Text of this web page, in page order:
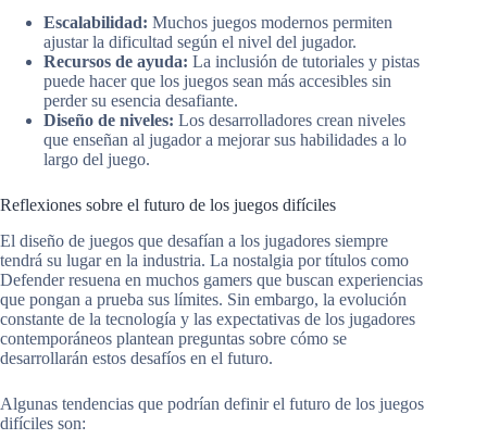
Escalabilidad: Muchos juegos modernos permiten
ajustar la dificultad según el nivel del jugador.
Recursos de ayuda: La inclusión de tutoriales y pistas
puede hacer que los juegos sean más accesibles sin
perder su esencia desafiante.
Diseño de niveles: Los desarrolladores crean niveles
que enseñan al jugador a mejorar sus habilidades a lo
largo del juego.
Reflexiones sobre el futuro de los juegos difíciles
El diseño de juegos que desafían a los jugadores siempre
tendrá su lugar en la industria. La nostalgia por títulos como
Defender resuena en muchos gamers que buscan experiencias
que pongan a prueba sus límites. Sin embargo, la evolución
constante de la tecnología y las expectativas de los jugadores
contemporáneos plantean preguntas sobre cómo se
desarrollarán estos desafíos en el futuro.
Algunas tendencias que podrían definir el futuro de los juegos
difíciles son: